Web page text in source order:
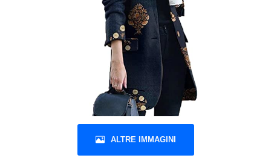
ALTRE IMMAGINI